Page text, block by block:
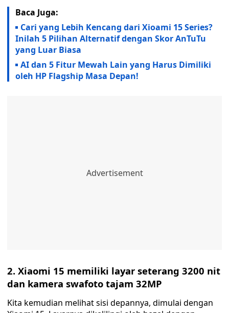
Baca Juga:
Cari yang Lebih Kencang dari Xioami 15 Series?
Inilah 5 Pilihan Alternatif dengan Skor AnTuTu
yang Luar Biasa
AI dan 5 Fitur Mewah Lain yang Harus Dimiliki
oleh HP Flagship Masa Depan!
2. Xiaomi 15 memiliki layar seterang 3200 nit
dan kamera swafoto tajam 32MP
Kita kemudian melihat sisi depannya, dimulai dengan